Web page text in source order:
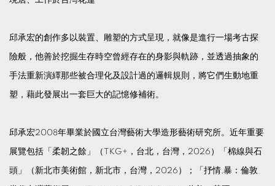
邱承宏的創作多以裝置、雕塑的方式呈現，就像是進行一場考古探
險般，他善於挖掘生存時空曾經存在的身影與軌跡，並透過抽象的
手法重新演繹那些被合理化及設計過的邏輯規則，將它們生動地重
塑，藉此發展出一套巨大的記憶修補術。
邱承宏2008年畢業於國立台灣藝術大學造形藝術研究所。近年重要
展覽包括「柔韌之餘」（TKG+，台北，台灣，2026）「棉線與石
頭」（新北市美術館，新北市，台灣，2026）；「抒情,暴：倫敦